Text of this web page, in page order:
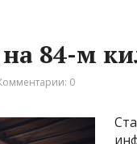
на 84-м
0